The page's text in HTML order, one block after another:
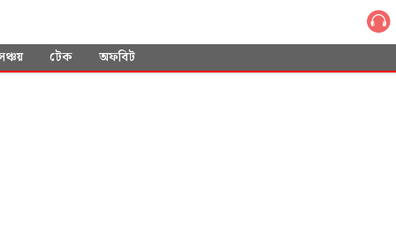
টেক অফবিট